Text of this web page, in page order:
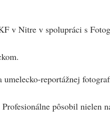
v Nitre v spolupráci s
reportážnej
pôsobil